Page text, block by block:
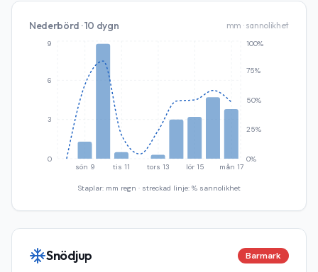
Nederbörd · 10 dygn mm · sannolikhet
sön 9 tis 11 tors 13 lör 15 mån 17
0
3
6
9
0%
25%
50%
75%
100%
Staplar: mm regn · streckad linje: % sannolikhet
Snödjup Barmark